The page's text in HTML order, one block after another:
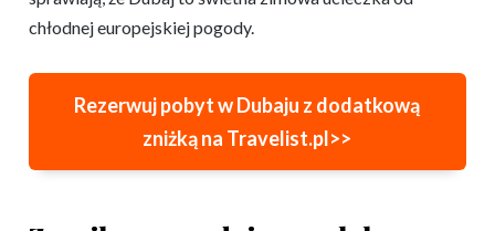
chłodnej europejskiej pogody.
Rezerwuj pobyt w Dubaju z dodatkową
zniżką na Travelist.pl>>